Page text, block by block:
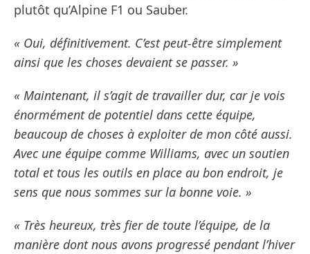
plutôt qu’Alpine F1 ou Sauber.
« Oui, définitivement. C’est peut-être simplement
ainsi que les choses devaient se passer. »
« Maintenant, il s’agit de travailler dur, car je vois
énormément de potentiel dans cette équipe,
beaucoup de choses à exploiter de mon côté aussi.
Avec une équipe comme Williams, avec un soutien
total et tous les outils en place au bon endroit, je
sens que nous sommes sur la bonne voie. »
« Très heureux, très fier de toute l’équipe, de la
manière dont nous avons progressé pendant l’hiver